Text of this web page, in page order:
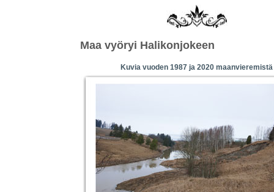
Maa vyöryi Halikonjokeen
Kuvia vuoden 1987 ja 2020 maanvieremistä